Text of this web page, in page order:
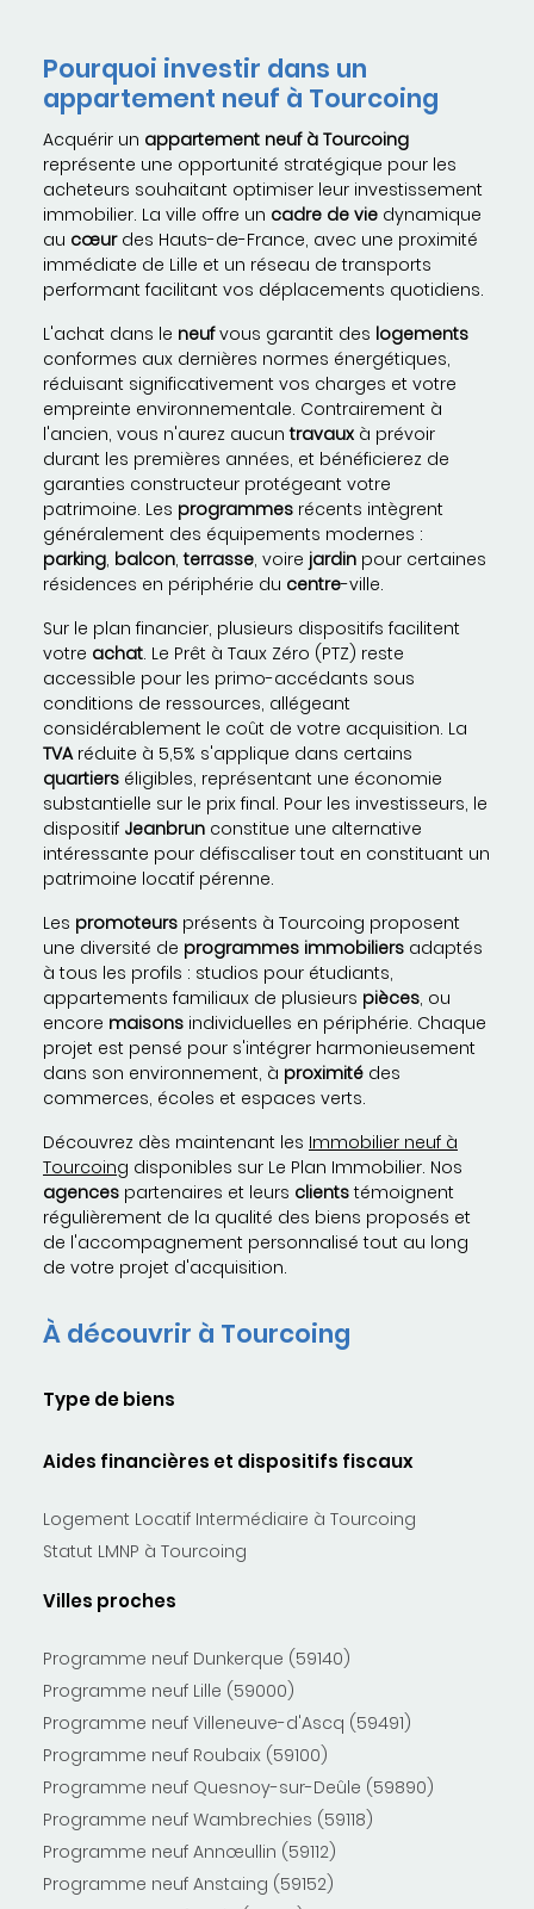
Pourquoi investir dans un
appartement neuf à Tourcoing
Acquérir un appartement neuf à Tourcoing
représente une opportunité stratégique pour les
acheteurs souhaitant optimiser leur investissement
immobilier. La ville offre un cadre de vie dynamique
au cœurdes Hauts-de-France, avec une proximité
immédiate de Lille et un réseau de transports
performant facilitant vos déplacements quotidiens.
L'achat dans le neufvous garantit des logements
conformes aux dernières normes énergétiques,
réduisant significativement vos charges et votre
empreinte environnementale. Contrairement à
l'ancien, vous n'aurez aucuntravaux à prévoir
durant les premières années, et bénéficierez de
garanties constructeur protégeant votre
patrimoine. Les programmes récents intègrent
généralement des équipements modernes :
parking, balcon,terrasse, voire jardin pour certaines
résidences en périphérie du centre-ville.
Sur le plan financier, plusieurs dispositifs facilitent
votre achat. Le Prêt à Taux Zéro (PTZ) reste
accessible pour les primo-accédants sous
conditions de ressources, allégeant
considérablement le coût de votre acquisition. La
TVAréduite à 5,5% s'applique dans certains
quartiers éligibles, représentant une économie
substantielle sur le prix final. Pour les investisseurs, le
dispositif Jeanbrun constitue une alternative
intéressante pour défiscaliser tout en constituant un
patrimoine locatif pérenne.
Les promoteurs présents à Tourcoing proposent
une diversité de programmes immobiliers adaptés
à tous les profils : studios pour étudiants,
appartements familiaux de plusieurs pièces, ou
encore maisons individuelles en périphérie. Chaque
projet est pensé pour s'intégrer harmonieusement
dans son environnement, à proximité des
commerces, écoles et espaces verts.
Découvrez dès maintenant les Immobilier neuf à
Tourcoing disponibles sur Le Plan Immobilier. Nos
agences partenaires et leurs clientstémoignent
régulièrement de la qualité des biens proposés et
de l'accompagnement personnalisé tout au long
de votre projet d'acquisition.
À découvrir à Tourcoing
Type de biens
Aides financières et dispositifs fiscaux
Logement Locatif Intermédiaire à Tourcoing
Statut LMNP à Tourcoing
Villes proches
Programme neuf Dunkerque (59140)
Programme neuf Lille (59000)
Programme neuf Villeneuve-d'Ascq (59491)
Programme neuf Roubaix (59100)
Programme neuf Quesnoy-sur-Deûle (59890)
Programme neuf Wambrechies (59118)
Programme neuf Annœullin (59112)
Programme neuf Anstaing (59152)